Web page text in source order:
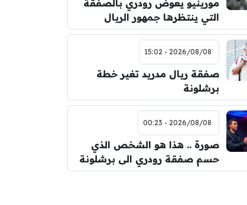
مورينيو يعوض رودري بالصفقة
التي ينتظرها جمهور الريال
2026/08/08 - 15:02
صفقة ريال مدريد تغير خطة
برشلونة
2026/08/08 - 00:23
صورة .. هذا هو الشخص الذي
حسم صفقة رودري الى برشلونة